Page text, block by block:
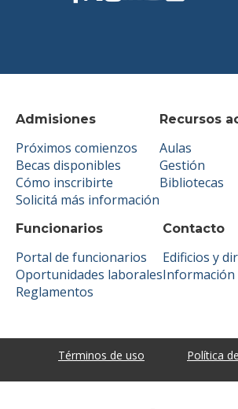
Admisiones
Próximos comienzos
Becas disponibles
Cómo inscribirte
Solicitá más información
Recursos
Aulas
Gestión
Bibliotecas
Funcionarios
Portal de funcionarios
Oportunidades laborales
Reglamentos
Contacto
Edificios y
Información
Términos de uso Política